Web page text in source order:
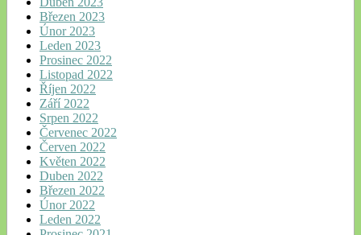
Březen 2023
Únor 2023
Leden 2023
Prosinec 2022
Listopad 2022
Říjen 2022
Září 2022
Srpen 2022
Červenec 2022
Červen 2022
Květen 2022
Duben 2022
Březen 2022
Únor 2022
Leden 2022